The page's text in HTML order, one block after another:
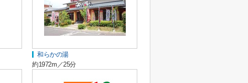
和らかの湯
約1972m／25分